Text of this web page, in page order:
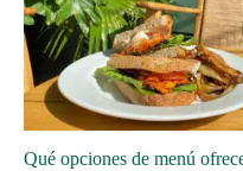
Qué opciones de menú